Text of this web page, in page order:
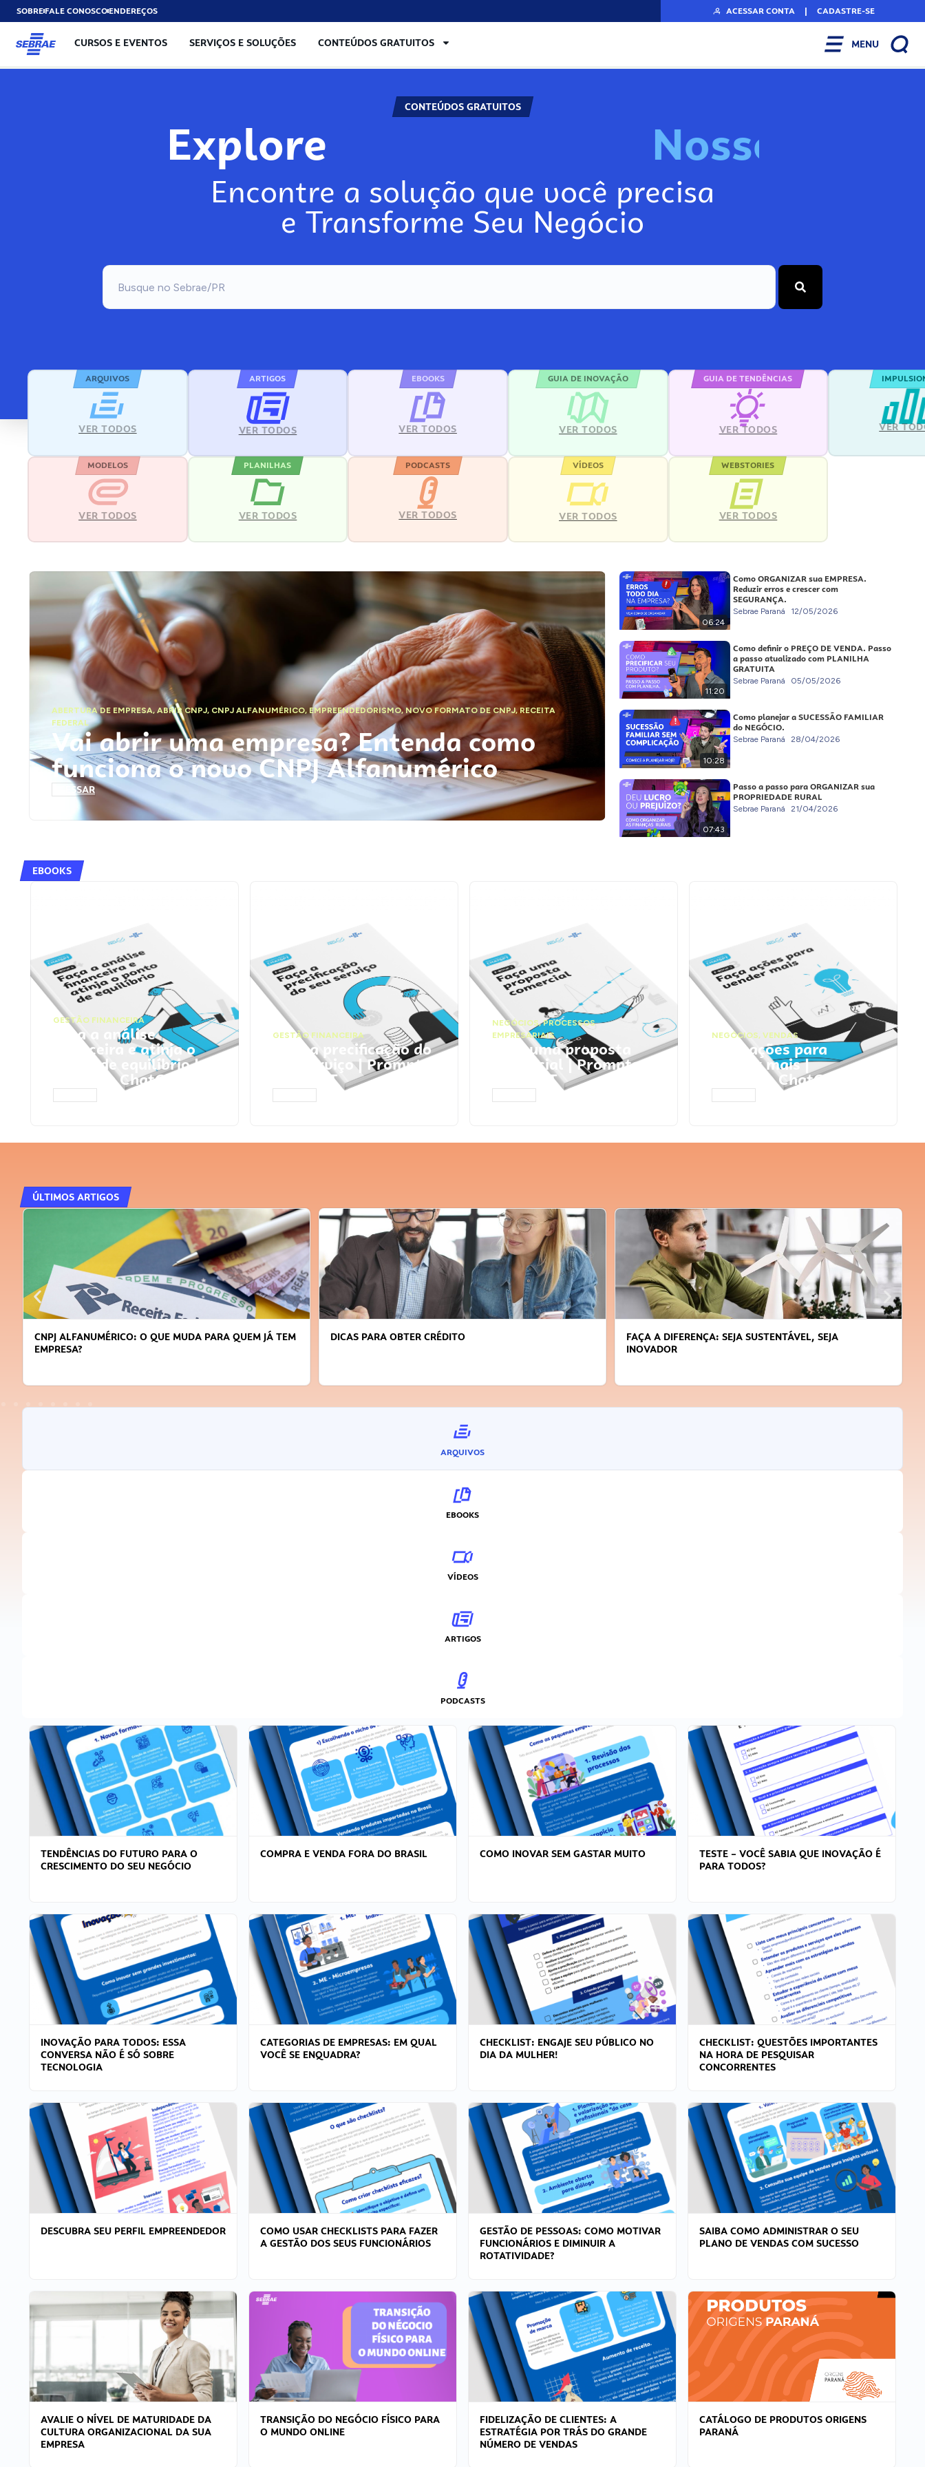
SOBREFALE CONOSCOENDEREÇOS ACESSAR CONTA | CADASTRE-SE
CURSOS E EVENTOS SERVIÇOS E SOLUÇÕES CONTEÚDOS GRATUITOS MENU
CONTEÚDOS GRATUITOS
Explore Nos
Encontre a solução que você precisa
e Transforme Seu Negócio
ARQUIVOS
VER TODOS
ARTIGOS
VER TODOS
EBOOKS
VER TODOS
GUIA DE INOVAÇÃO
VER TODOS
GUIA DE TENDÊNCIAS
VER TODOS VER
MODELOS
VER TODOS
PLANILHAS
VER TODOS
PODCASTS
VER TODOS
VÍDEOS
VER TODOS
WEBSTORIES
VER TODOS
ABERTURA DE EMPRESA,ABRIR CNPJ, CNPJ ALFANUMÉRICO, EMPREENDEDORISMO,NOVO FORMATO DE CNPJ,RECEITA
FEDERAL
Vai abrir uma empresa? Entenda como
funciona o novo CNPJ Alfanumérico
ACESSAR
06:24
Como ORGANIZAR sua EMPRESA.
Reduzir erros e crescer com
SEGURANÇA.
Sebrae Paraná 12/05/2026
11:20
Como definir o PREÇO DE VENDA. Passo
a passo atualizado com PLANILHA
GRATUITA
Sebrae Paraná 05/05/2026
10:28
Como planejar a SUCESSÃO FAMILIAR
do NEGÓCIO.
Sebrae Paraná 28/04/2026
07:43
Passo a passo para ORGANIZAR sua
PROPRIEDADE RURAL
Sebrae Paraná 21/04/2026
EBOOKS
GESTÃO FINANCEIRA
Faça a análise
financeira e atinja o
ponto de equilíbrio |
Prompts ChatGPT
GESTÃO FINANCEIRA
Faça a precificação do
seu serviço | Prompts
ChatGPT
NEGÓCIOS,PROCESSOS
EMPRESARIAIS
Faça uma proposta
comercial | Prompts
ChatGPT
NEGÓCIOS, VENDAS
Faça ações para
vender mais |
Prompts ChatGPT
ÚLTIMOS ARTIGOS
CNPJ ALFANUMÉRICO: O QUE MUDA PARA QUEM JÁ TEM
EMPRESA?
DICAS PARA OBTER CRÉDITO
FAÇA A DIFERENÇA: SEJA SUSTENTÁVEL, SEJA
INOVADOR
ARQUIVOS
EBOOKS
VÍDEOS
ARTIGOS
PODCASTS
TENDÊNCIAS DO FUTURO PARA O
CRESCIMENTO DO SEU NEGÓCIO
COMPRA E VENDA FORA DO BRASIL COMO INOVAR SEM GASTAR MUITO
TESTE – VOCÊ SABIA QUE INOVAÇÃO É
PARA TODOS?
INOVAÇÃO PARA TODOS: ESSA
CONVERSA NÃO É SÓ SOBRE
TECNOLOGIA
CATEGORIAS DE EMPRESAS: EM QUAL
VOCÊ SE ENQUADRA?
CHECKLIST: ENGAJE SEU PÚBLICO NO
DIA DA MULHER!
CHECKLIST: QUESTÕES IMPORTANTES
NA HORA DE PESQUISAR
CONCORRENTES
DESCUBRA SEU PERFIL EMPREENDEDOR
COMO USAR CHECKLISTS PARA FAZER
A GESTÃO DOS SEUS FUNCIONÁRIOS
GESTÃO DE PESSOAS: COMO MOTIVAR
FUNCIONÁRIOS E DIMINUIR A
ROTATIVIDADE?
SAIBA COMO ADMINISTRAR O SEU
PLANO DE VENDAS COM SUCESSO
AVALIE O NÍVEL DE MATURIDADE DA
CULTURA ORGANIZACIONAL DA SUA
EMPRESA
TRANSIÇÃO DO NEGÓCIO FÍSICO PARA
O MUNDO ONLINE
FIDELIZAÇÃO DE CLIENTES: A
ESTRATÉGIA POR TRÁS DO GRANDE
NÚMERO DE VENDAS
CATÁLOGO DE PRODUTOS ORIGENS
PARANÁ